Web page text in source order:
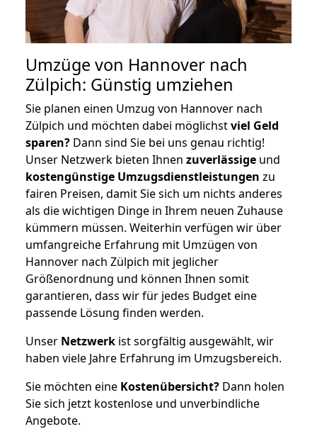
Umzüge von Hannover nach
Zülpich: Günstig umziehen
Sie planen einen Umzug von Hannover nach
Zülpich und möchten dabei möglichstviel Geld
sparen? Dann sind Sie bei uns genau richtig!
Unser Netzwerk bieten Ihnen zuverlässige und
kostengünstige Umzugsdienstleistungen zu
fairen Preisen, damit Sie sich um nichts anderes
als die wichtigen Dinge in Ihrem neuen Zuhause
kümmern müssen. Weiterhin verfügen wir über
umfangreiche Erfahrung mit Umzügen von
Hannover nach Zülpich mit jeglicher
Größenordnung und können Ihnen somit
garantieren, dass wir für jedes Budget eine
passende Lösung finden werden.
Unser Netzwerk ist sorgfältig ausgewählt, wir
haben viele Jahre Erfahrung im Umzugsbereich.
Sie möchten eine Kostenübersicht? Dann holen
Sie sich jetzt kostenlose und unverbindliche
Angebote.